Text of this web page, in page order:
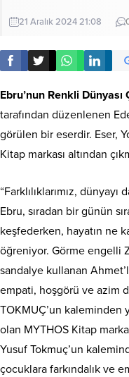
21 Aralık 2024 21:08
Ebru’nun Renkli Dünyası
tarafından düzenlenen
görülen bir eserdir. Eser,
Kitap markası altından
“Farklılıklarımız, dünyayı
Ebru, sıradan bir günün
keşfederken, hayatın ne
öğreniyor. Görme engelli
sandalye kullanan
empati, hoşgörü ve azim
TOKMUÇ’un kaleminden
olan MYTHOS Kitap
Yusuf Tokmuç’un
çocuklara farkındalık ve